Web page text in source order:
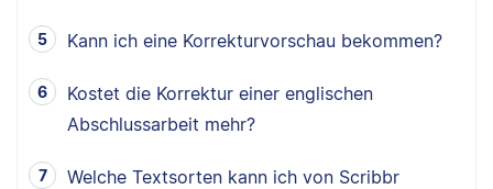
Kann ich eine Korrekturvorschau bekommen?
Kostet die Korrektur einer englischen
Abschlussarbeit mehr?
Welche Textsorten kann ich von Scribbr